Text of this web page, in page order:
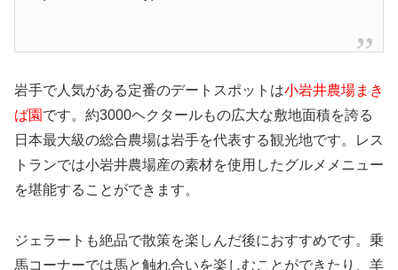
岩手で人気がある定番のデートスポットは小岩井農場まき
ば園 です。約3000ヘクタールもの広大な敷地面積を誇る
日本最大級の総合農場は岩手を代表する観光地です。レス
トランでは小岩井農場産の素材を使用したグルメメニュー
を堪能することができます。
ジェラートも絶品で散策を楽しんだ後におすすめです。乗
馬コーナーでは馬と触れ合いを楽しむことができたり、羊